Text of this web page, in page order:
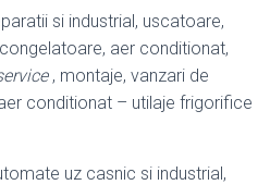
si industrial, uscatoare,
aer conditionat,
, montaje, vanzari de
conditionat – utilaje frigorifice
uz casnic si industrial,